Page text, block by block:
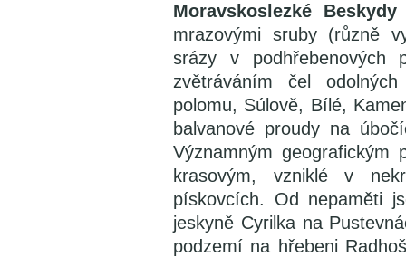
Moravskoslezké Beskydy
mrazovými sruby (různě
srázy v podhřebenových
zvětráváním čel
polomu, Súlově, Bílé,
balvanové proudy na
Významným geografickým
krasovým, vzniklé v
pískovcích. Od nepaměti
jeskyně Cyrilka na
podzemí na hřebeni